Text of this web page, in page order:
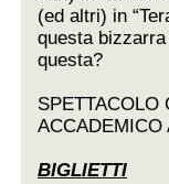
(ed altri) in
questa
questa?
SPETTACOLO
ACCADEMICO
BIGLIETTI